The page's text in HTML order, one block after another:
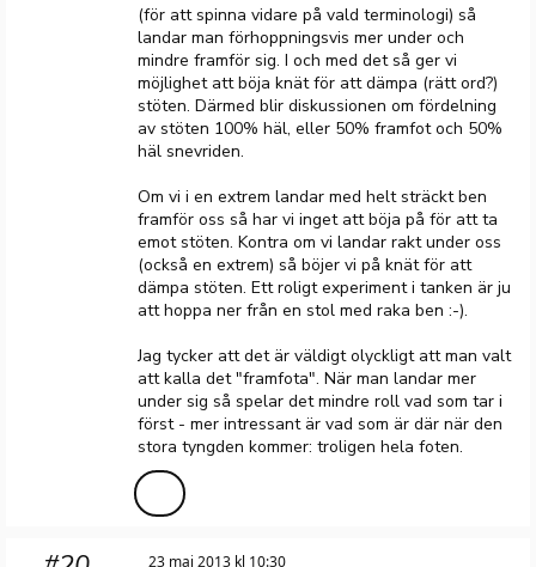
(för att spinna vidare på vald terminologi) så
landar man förhoppningsvis mer under och
mindre framför sig. I och med det så ger vi
möjlighet att böja knät för att dämpa (rätt ord?)
stöten. Därmed blir diskussionen om fördelning
av stöten 100% häl, eller 50% framfot och 50%
häl snevriden.
Om vi i en extrem landar med helt sträckt ben
framför oss så har vi inget att böja på för att ta
emot stöten. Kontra om vi landar rakt under oss
(också en extrem) så böjer vi på knät för att
dämpa stöten. Ett roligt experiment i tanken är ju
att hoppa ner från en stol med raka ben :-).
Jag tycker att det är väldigt olyckligt att man valt
att kalla det "framfota". När man landar mer
under sig så spelar det mindre roll vad som tar i
först - mer intressant är vad som är där när den
stora tyngden kommer: troligen hela foten.
23 maj 2013 kl 10:30